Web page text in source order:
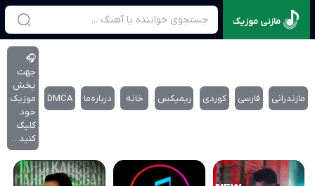
مازنی موزیک
مازندرانی فارسی کوردی ریمیکس خانه درباره‌‌ما DMCA
🎧
جهت
پخش
موزیک
خود
کلیک
کنید…